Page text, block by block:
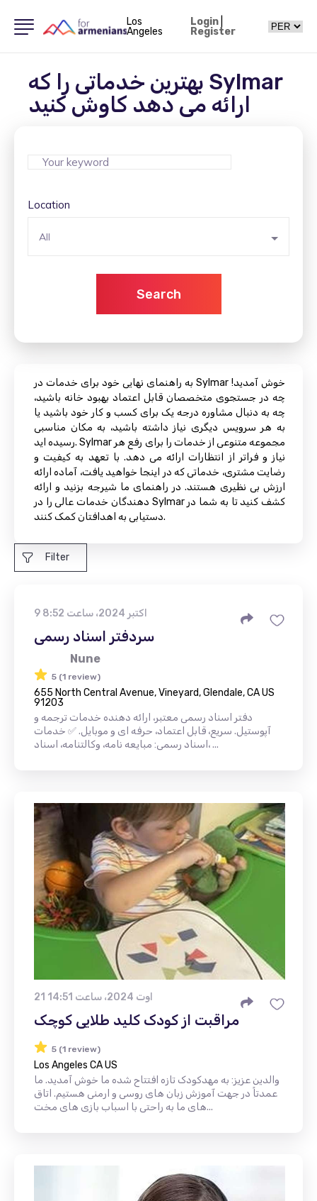
Los
Angeles
Login|
Register
بهترین خدماتی را که Sylmar
ارائه می دهد کاوش کنید
Location
All
Search
به راهنمای نهایی خود برای خدمات در Sylmar خوش آمدید!
چه در جستجوی متخصصان قابل اعتماد بهبود خانه باشید،
چه به دنبال مشاوره درجه یک برای کسب و کار خود باشید یا
به هر سرویس دیگری نیاز داشته باشید، به مکان مناسبی
رسیده اید. Sylmar مجموعه متنوعی از خدمات را برای رفع هر
نیاز و فراتر از انتظارات ارائه می دهد. با تعهد به کیفیت و
رضایت مشتری، خدماتی که در اینجا خواهید یافت، آماده ارائه
ارزش بی نظیری هستند. در راهنمای ما شیرجه بزنید و ارائه
دهندگان خدمات عالی را در Sylmar کشف کنید تا به شما در
دستیابی به اهدافتان کمک کنند.
Filter
9 اکتبر 2024، ساعت 8:52
سردفتر اسناد رسمی
Nune
5 (1 review)
655 North Central Avenue, Vineyard, Glendale, CA US
91203
دفتر اسناد رسمی معتبر، ارائه دهنده خدمات ترجمه و
آپوستیل. سریع، قابل اعتماد، حرفه ای و موبایل. ✅ خدمات
اسناد رسمی: مبایعه نامه، وکالتنامه، اسناد، ...
21 اوت 2024، ساعت 14:51
مراقبت از کودک کلید طلایی کوچک
5 (1 review)
Los Angeles CA US
والدین عزیز: به مهدکودک تازه افتتاح شده ما خوش آمدید. ما
عمدتاً در جهت آموزش زبان های روسی و ارمنی هستیم. اتاق
های ما به راحتی با اسباب بازی های مخت...